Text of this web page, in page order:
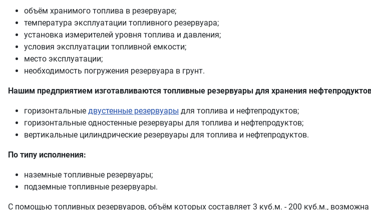
объём хранимого топлива в резервуаре;
температура эксплуатации топливного резервуара;
установка измерителей уровня топлива и давления;
условия эксплуатации топливной емкости;
место эксплуатации;
необходимость погружения резервуара в грунт.
Нашим предприятием изготавливаются топливные резервуары для хранения
горизонтальные двустенные резервуары для топлива и нефтепродуктов;
горизонтальные одностенные резервуары для топлива и нефтепродуктов;
вертикальные цилиндрические резервуары для топлива и нефтепродуктов.
По типу исполнения:
наземные топливные резервуары;
подземные топливные резервуары.
С помощью топливных резервуаров, объём которых составляет 3 куб.м. - 200 куб.м.,